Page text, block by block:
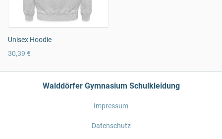
Unisex Hoodie
30,39 €
Walddörfer Gymnasium Schulkleidung
Impressum
Datenschutz